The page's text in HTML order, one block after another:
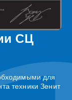
СЦ
для
техники Зенит